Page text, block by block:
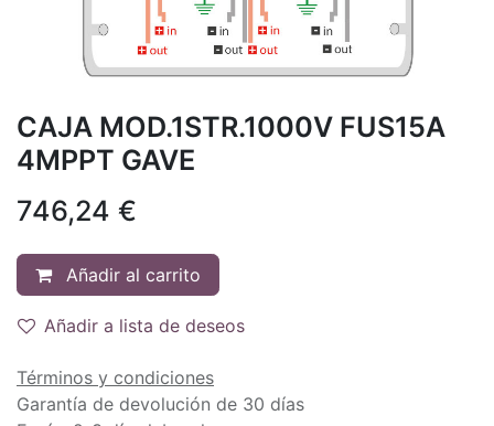
CAJA MOD.1STR.1000V FUS15A
4MPPT GAVE
746,24 €
Añadir al carrito
Añadir a lista de deseos
Términos y condiciones
Garantía de devolución de 30 días